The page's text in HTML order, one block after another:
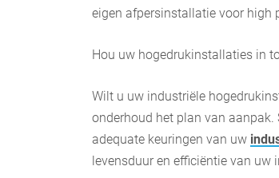
eigen afpersinstallatie voor high
Hou uw hogedrukinstallaties in
Wilt u uw industriële
onderhoud het plan van aanpak.
adequate keuringen van uw
levensduur en efficiëntie van